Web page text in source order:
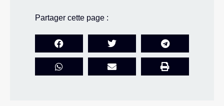
Partager cette page :